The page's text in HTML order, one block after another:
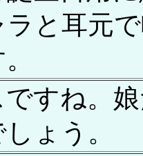
と耳元
ですね
ょう。